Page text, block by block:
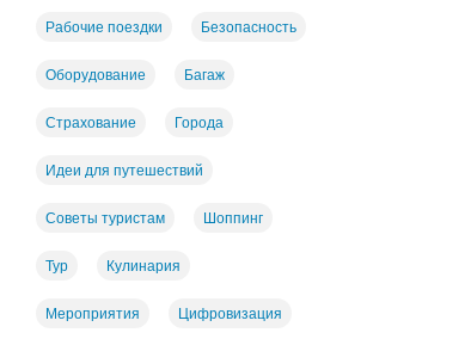
Рабочие поездки Безопасность
Оборудование Багаж
Страхование Города
Идеи для путешествий
Советы туристам Шоппинг
Тур Кулинария
Мероприятия Цифровизация